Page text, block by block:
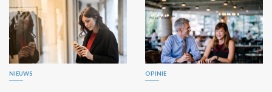
NIEUWS OPINIE